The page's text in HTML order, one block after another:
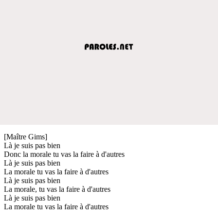
[Maître Gims]
Là je suis pas bien
Donc la morale tu vas la faire à d'autres
Là je suis pas bien
La morale tu vas la faire à d'autres
Là je suis pas bien
La morale, tu vas la faire à d'autres
Là je suis pas bien
La morale tu vas la faire à d'autres